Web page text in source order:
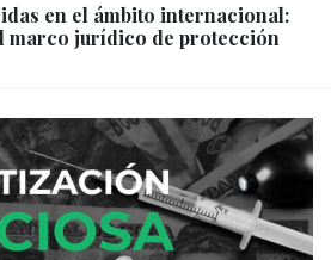
en el ámbito internacional:
marco jurídico de protección